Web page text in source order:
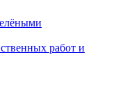
работ и